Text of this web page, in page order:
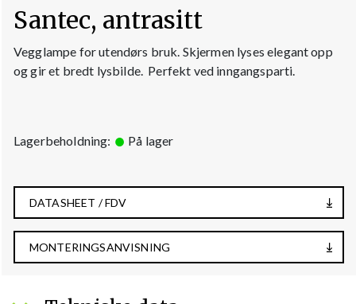
Santec, antrasitt
Vegglampe for utendørs bruk. Skjermen lyses elegant opp
og gir et bredt lysbilde. Perfekt ved inngangsparti.
Lagerbeholdning: På lager
DATASHEET / FDV
MONTERINGSANVISNING